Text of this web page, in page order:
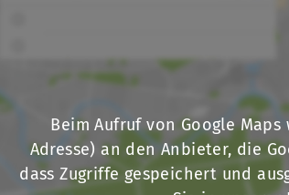
Beim Aufruf von Google
Adresse) an den Anbieter, die
dass Zugriffe gespeichert und
Downloads
Fragen & Antworten